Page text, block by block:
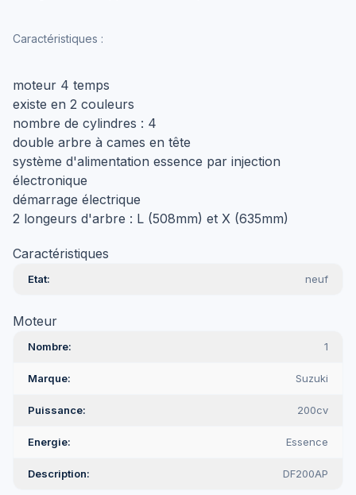
Caractéristiques :
moteur 4 temps
existe en 2 couleurs
nombre de cylindres : 4
double arbre à cames en tête
système d'alimentation essence par injection
électronique
démarrage électrique
2 longeurs d'arbre : L (508mm) et X (635mm)
Caractéristiques
Etat neuf
Moteur
Nombre 1
Marque Suzuki
Puissance 200cv
Energie Essence
Description DF200AP